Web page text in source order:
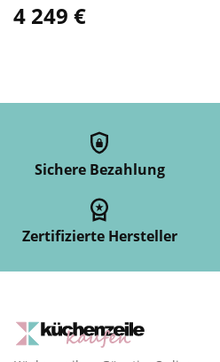
4 249 €
Sichere Bezahlung
Zertifizierte Hersteller